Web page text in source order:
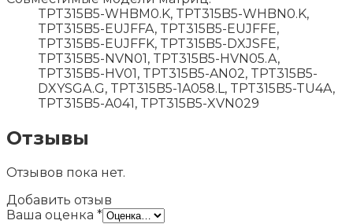
TPT315B5-WHBM0.K, TPT315B5-WHBN0.K,
TPT315B5-EUJFFA, TPT315B5-EUJFFE,
TPT315B5-EUJFFK, TPT315B5-DXJSFE,
TPT315B5-NVN01, TPT315B5-HVN05.A,
TPT315B5-HV01, TPT315B5-AN02, TPT315B5-
DXYSGA.G, TPT315B5-1A058.L, TPT315B5-TU4A,
TPT315B5-A041, TPT315B5-XVN029
Отзывы
Отзывов пока нет.
Добавить отзыв
Ваша оценка *